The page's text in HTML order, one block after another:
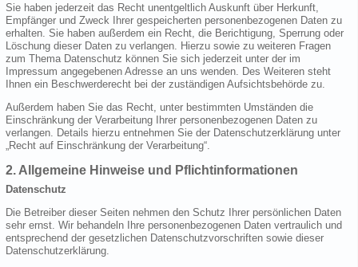
Sie haben jederzeit das Recht unentgeltlich Auskunft über Herkunft,
Empfänger und Zweck Ihrer gespeicherten personenbezogenen Daten zu
erhalten. Sie haben außerdem ein Recht, die Berichtigung, Sperrung oder
Löschung dieser Daten zu verlangen. Hierzu sowie zu weiteren Fragen
zum Thema Datenschutz können Sie sich jederzeit unter der im
Impressum angegebenen Adresse an uns wenden. Des Weiteren steht
Ihnen ein Beschwerderecht bei der zuständigen Aufsichtsbehörde zu.
Außerdem haben Sie das Recht, unter bestimmten Umständen die
Einschränkung der Verarbeitung Ihrer personenbezogenen Daten zu
verlangen. Details hierzu entnehmen Sie der Datenschutzerklärung unter
„Recht auf Einschränkung der Verarbeitung“.
2. Allgemeine Hinweise und Pflichtinformationen
Datenschutz
Die Betreiber dieser Seiten nehmen den Schutz Ihrer persönlichen Daten
sehr ernst. Wir behandeln Ihre personenbezogenen Daten vertraulich und
entsprechend der gesetzlichen Datenschutzvorschriften sowie dieser
Datenschutzerklärung.